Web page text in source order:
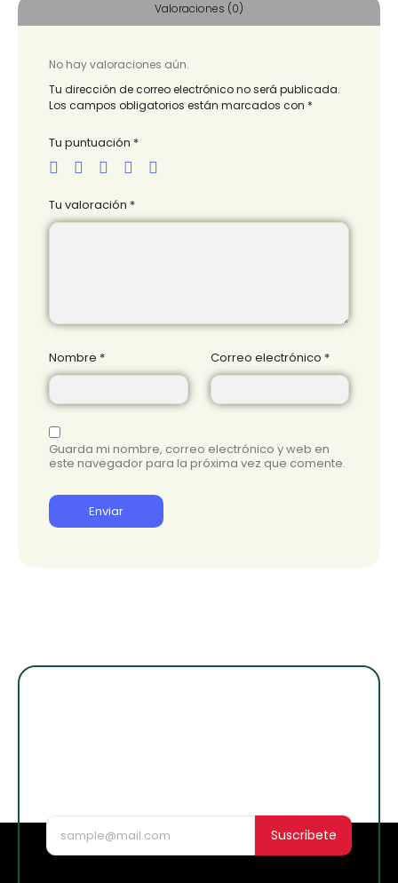
Valoraciones (0)
No hay valoraciones aún.
Tu dirección de correo electrónico no será publicada.
Los campos obligatorios están marcados con *
Tu puntuación *
Tu valoración *
Nombre * Correo electrónico *
Guarda mi nombre, correo electrónico y web en
este navegador para la próxima vez que comente.
Suscribete